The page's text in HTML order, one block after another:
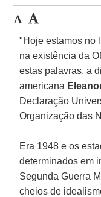
"Hoje estamos no
na existência da
estas palavras, a
americana
Declaração
Organização das
Era 1948 e os
determinados em
Segunda Guerra
cheios de